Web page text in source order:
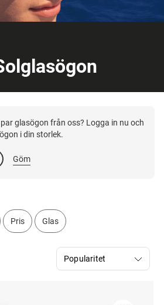
glasögon från oss? Logga in nu och
i din storlek.
Göm
Pris Glas